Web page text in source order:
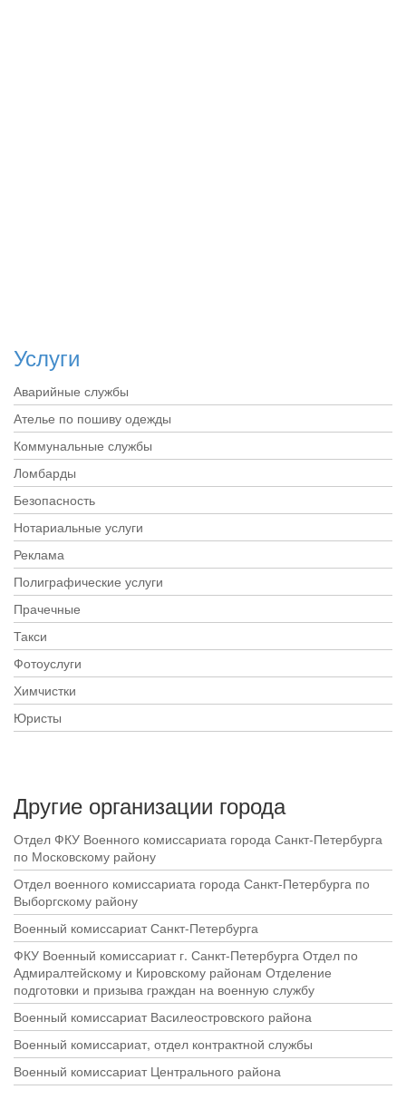
Услуги
Аварийные службы
Ателье по пошиву одежды
Коммунальные службы
Ломбарды
Безопасность
Нотариальные услуги
Реклама
Полиграфические услуги
Прачечные
Такси
Фотоуслуги
Химчистки
Юристы
Другие организации города
Отдел ФКУ Военного комиссариата города Санкт-Петербурга
по Московскому району
Отдел военного комиссариата города Санкт-Петербурга по
Выборгскому району
Военный комиссариат Санкт-Петербурга
ФКУ Военный комиссариат г. Санкт-Петербурга Отдел по
Адмиралтейскому и Кировскому районам Отделение
подготовки и призыва граждан на военную службу
Военный комиссариат Василеостровского района
Военный комиссариат, отдел контрактной службы
Военный комиссариат Центрального района